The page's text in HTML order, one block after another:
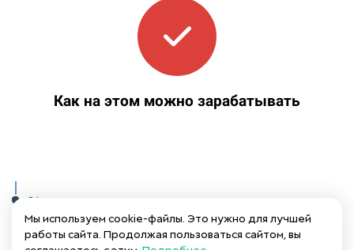
Как на этом можно зарабатывать
01
Как определить, мешаете ли вы сами
себе обретать желаемое
Мы используем cookie-файлы. Это нужно для лучшей
работы сайта. Продолжая пользоваться сайтом, вы